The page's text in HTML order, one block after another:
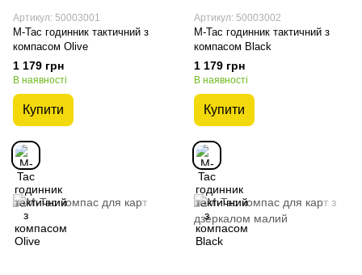
Артикул: 50003001
M-Tac годинник тактичний з
компасом Olive
1 179 грн
В наявності
Купити
Артикул: 50003002
M-Tac годинник тактичний з
компасом Black
1 179 грн
В наявності
Купити